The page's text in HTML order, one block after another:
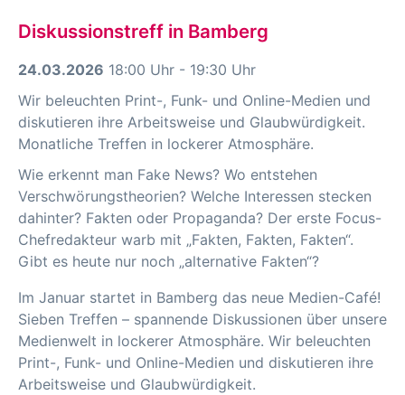
Diskussionstreff in Bamberg
24.03.2026 18:00 Uhr - 19:30 Uhr
Wir beleuchten Print-, Funk- und Online-Medien und
diskutieren ihre Arbeitsweise und Glaubwürdigkeit.
Monatliche Treffen in lockerer Atmosphäre.
Wie erkennt man Fake News? Wo entstehen
Verschwörungstheorien? Welche Interessen stecken
dahinter? Fakten oder Propaganda? Der erste Focus-
Chefredakteur warb mit „Fakten, Fakten, Fakten“.
Gibt es heute nur noch „alternative Fakten“?
Im Januar startet in Bamberg das neue Medien-Café!
Sieben Treffen – spannende Diskussionen über unsere
Medienwelt in lockerer Atmosphäre. Wir beleuchten
Print-, Funk- und Online-Medien und diskutieren ihre
Arbeitsweise und Glaubwürdigkeit.